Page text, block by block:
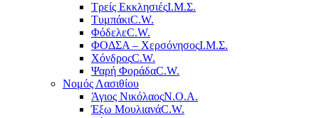
Τρείς ΕκκλησιέςΙ.Μ.Σ.
ΤυμπάκιC.W.
ΦόδελεC.W.
ΦΟΔΣΑ – ΧερσόνησοςΙ.Μ.Σ.
ΧόνδροςC.W.
Ψαρή ΦοράδαC.W.
Νομός Λασιθίου
Άγιος ΝικόλαοςΝ.Ο.Α.
Έξω ΜουλιανάC.W.